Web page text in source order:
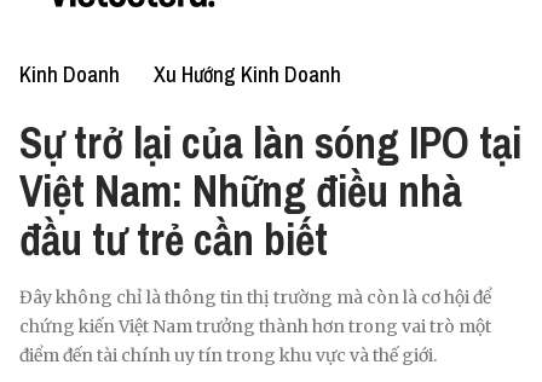
Kinh Doanh Xu Hướng Kinh Doanh
Sự trở lại của làn sóng IPO tại
Việt Nam: Những điều nhà
đầu tư trẻ cần biết
Đây không chỉ là thông tin thị trường mà còn là cơ hội để
chứng kiến Việt Nam trưởng thành hơn trong vai trò một
điểm đến tài chính uy tín trong khu vực và thế giới.